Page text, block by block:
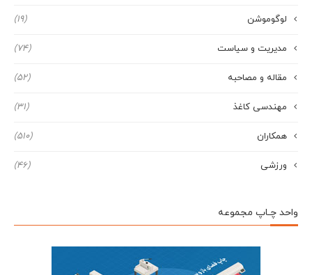
لوگوموشن (19)
مدیریت و سیاست (74)
مقاله و مصاحبه (52)
مهندسی کاغذ (31)
همکاران (510)
ورزشی (46)
واحد چـاپ مجموعه